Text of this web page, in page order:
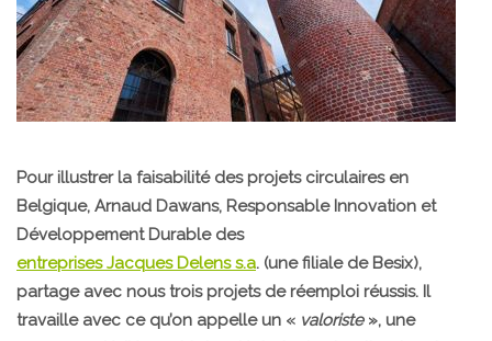
Pour illustrer la faisabilité des projets circulaires en
Belgique, Arnaud Dawans, Responsable Innovation et
Développement Durable des
entreprises Jacques Delens s.a. (une filiale de Besix),
partage avec nous trois projets de réemploi réussis. Il
travaille avec ce qu’on appelle un « valoriste», une